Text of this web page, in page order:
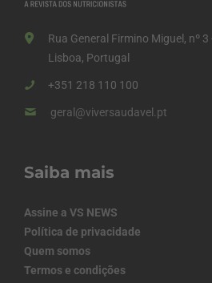
Rua General Firmino Miguel, nº
Lisboa, Portugal
+351 218 110 100
geral@viversaudavel.pt
Saiba mais
Assine a VS NEWS
Política de privacidade
Quem somos
Termos e condições